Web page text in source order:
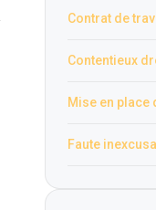
Contrat de
Contentieux
Mise en place
Faute